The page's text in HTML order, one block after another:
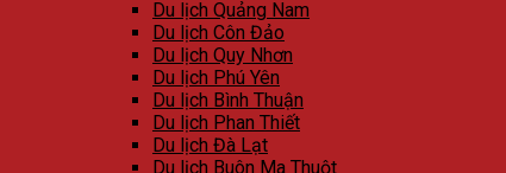
Du lịch Quảng Nam
Du lịch Côn Đảo
Du lịch Quy Nhơn
Du lịch Phú Yên
Du lịch Bình Thuận
Du lịch Phan Thiết
Du lịch Đà Lạt
Du lịch Buôn Ma Thuột